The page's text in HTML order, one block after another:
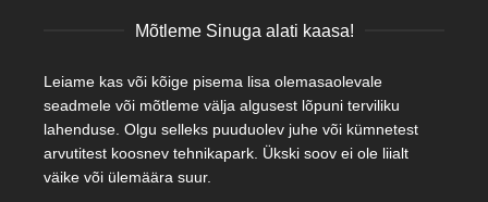
Mõtleme Sinuga alati kaasa!
Leiame kas või kõige pisema lisa olemasaolevale
seadmele või mõtleme välja algusest lõpuni terviliku
lahenduse. Olgu selleks puuduolev juhe või kümnetest
arvutitest koosnev tehnikapark. Ükski soov ei ole liialt
väike või ülemäära suur.